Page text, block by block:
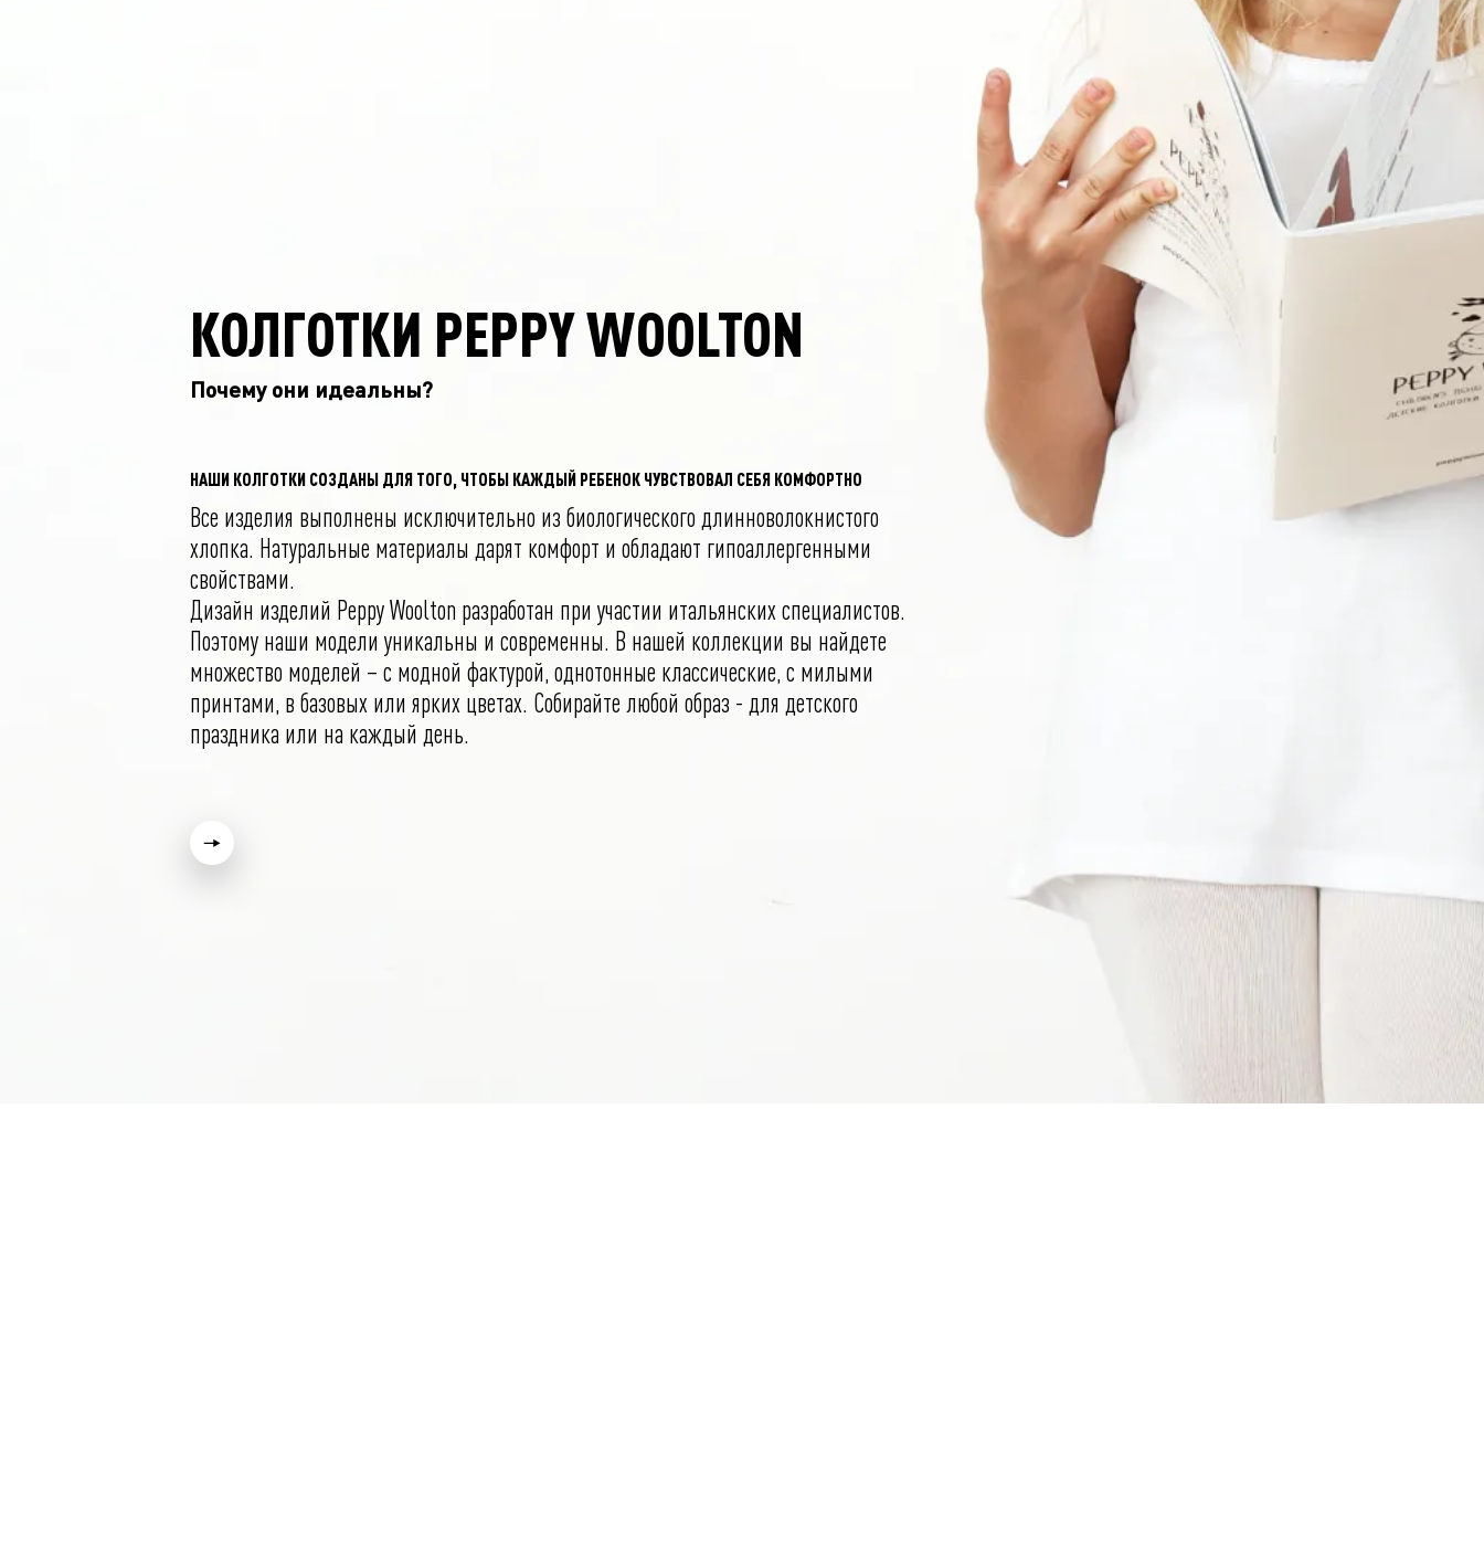
КОЛГОТКИ PEPPY WOOLTON
Почему они идеальны?
НАШИ КОЛГОТКИ СОЗДАНЫ ДЛЯ ТОГО, ЧТОБЫ КАЖДЫЙ РЕБЕНОК ЧУВСТВОВАЛ СЕБЯ КОМФОРТНО
Все изделия выполнены исключительно из биологического длинноволокнистого
хлопка. Натуральные материалы дарят комфорт и обладают гипоаллергенными
свойствами.
Дизайн изделий Peppy Woolton разработан при участии итальянских специалистов.
Поэтому наши модели уникальны и современны. В нашей коллекции вы найдете
множество моделей – с модной фактурой, однотонные классические, с милыми
принтами, в базовых или ярких цветах. Собирайте любой образ - для детского
праздника или на каждый день.